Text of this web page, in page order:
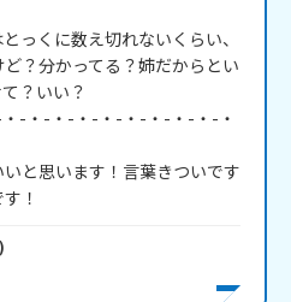
っくに数え切れないくらい、
？分かってる？姉だからとい
？いい？
-・-・-・-・-・-・-・-・-・
と思います！言葉きついです
)